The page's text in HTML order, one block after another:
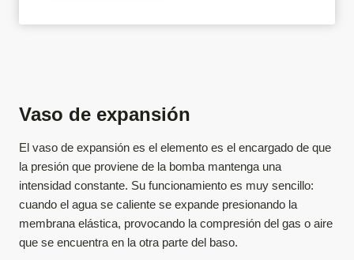
Vaso de expansión
El vaso de expansión es el elemento es el encargado de que
la presión que proviene de la bomba mantenga una
intensidad constante. Su funcionamiento es muy sencillo:
cuando el agua se caliente se expande presionando la
membrana elástica, provocando la compresión del gas o aire
que se encuentra en la otra parte del baso.